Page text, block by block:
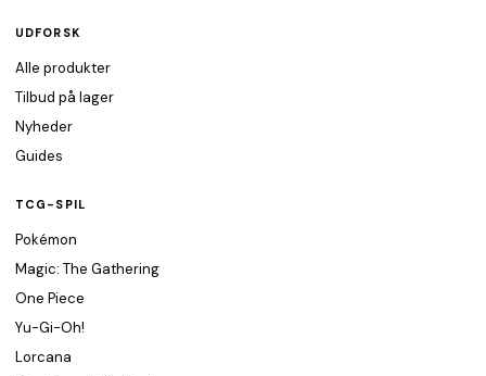
UDFORSK
Alle produkter
Tilbud på lager
Nyheder
Guides
TCG-SPIL
Pokémon
Magic: The Gathering
One Piece
Yu-Gi-Oh!
Lorcana